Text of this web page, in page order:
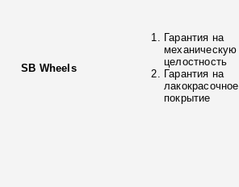
SB Wheels
Гарантия на
механическую
целостность
Гарантия на
лакокрасочное
покрытие